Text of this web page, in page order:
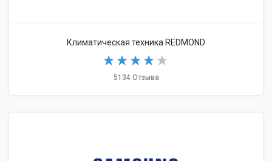
Климатическая техника REDMOND
5134 Отзыва